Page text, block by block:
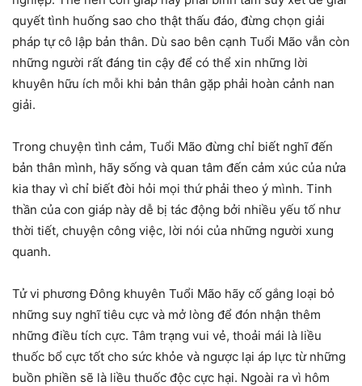
quyết tình huống sao cho thật thấu đáo, đừng chọn giải
pháp tự cô lập bản thân. Dù sao bên cạnh Tuổi Mão vẫn còn
những người rất đáng tin cậy để có thể xin những lời
khuyên hữu ích mỗi khi bản thân gặp phải hoàn cảnh nan
giải.
Trong chuyện tình cảm, Tuổi Mão đừng chỉ biết nghĩ đến
bản thân mình, hãy sống và quan tâm đến cảm xúc của nửa
kia thay vì chỉ biết đòi hỏi mọi thứ phải theo ý mình. Tinh
thần của con giáp này dễ bị tác động bởi nhiều yếu tố như
thời tiết, chuyện công việc, lời nói của những người xung
quanh.
Tử vi phương Đông khuyên Tuổi Mão hãy cố gắng loại bỏ
những suy nghĩ tiêu cực và mở lòng để đón nhận thêm
những điều tích cực. Tâm trạng vui vẻ, thoải mái là liều
thuốc bổ cực tốt cho sức khỏe và ngược lại áp lực từ những
buồn phiền sẽ là liều thuốc độc cực hại. Ngoài ra vì hôm